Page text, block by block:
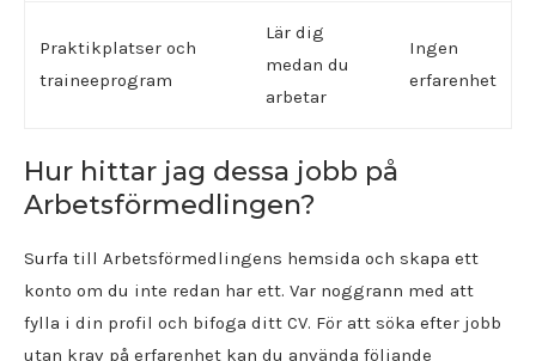
Praktikplatser och
traineeprogram
Lär dig
medan du
arbetar
Ingen
erfarenhet
Hur hittar jag dessa jobb på
Arbetsförmedlingen?
Surfa till Arbetsförmedlingens hemsida och skapa ett
konto om du inte redan har ett. Var noggrann med att
fylla i din profil och bifoga ditt CV. För att söka efter jobb
utan krav på erfarenhet kan du använda följande